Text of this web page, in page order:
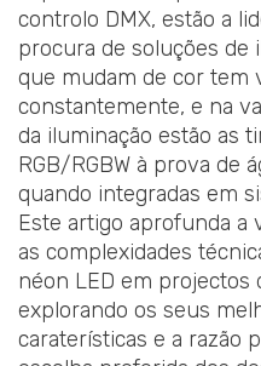
controlo DMX, estão a
procura de soluções de
que mudam de cor tem
constantemente, e na
da iluminação estão as
RGB/RGBW à prova de
quando integradas em
Este artigo aprofunda a
as complexidades
néon LED em projectos
explorando os seus
caraterísticas e a razão